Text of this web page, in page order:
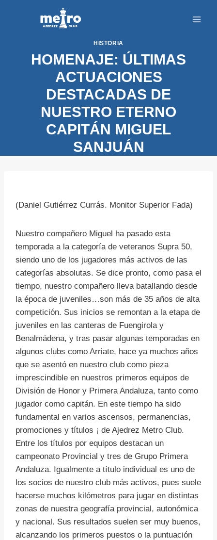
HISTORIA
HOMENAJE: ÚLTIMAS
ACTUACIONES
DESTACADAS DE
NUESTRO ETERNO
CAPITÁN MIGUEL
SANJUÁN
(Daniel Gutiérrez Currás. Monitor Superior Fada)
Nuestro compañero Miguel ha pasado esta
temporada a la categoría de veteranos Supra 50,
siendo uno de los jugadores más activos de las
categorías absolutas. Se dice pronto, como pasa el
tiempo, nuestro compañero lleva batallando desde
la época de juveniles…son más de 35 años de alta
competición. Sus inicios se remontan a la etapa de
juveniles en las canteras de Fuengirola y
Benalmádena, y tras pasar algunas temporadas en
algunos clubs como Arriate, hace ya muchos años
que se asentó en nuestro club como pieza
imprescindible en nuestros primeros equipos de
División de Honor y Primera Andaluza, tanto como
jugador como capitán. En este tiempo ha sido
fundamental en varios ascensos, permanencias,
promociones y títulos ¡ de Ajedrez Metro Club.
Entre los títulos por equipos destacan un
campeonato Provincial y tres de Grupo Primera
Andaluza. Igualmente a título individual es uno de
los socios de nuestro club más activos, pues suele
hacerse muchos kilómetros para jugar en distintas
zonas de nuestra geografía provincial, autonómica
y nacional. Sus resultados suelen ser muy buenos,
alcanzando los primeros puestos o la puntuación